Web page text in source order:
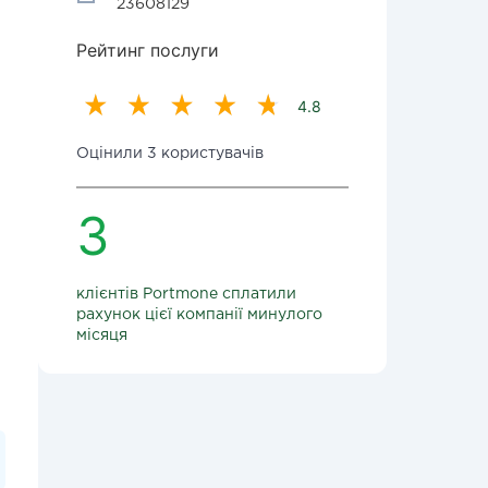
23608129
Рейтинг послуги
4.8
Оцінили 3 користувачів
3
клієнтів Portmone сплатили
рахунок цієї компанії минулого
місяця